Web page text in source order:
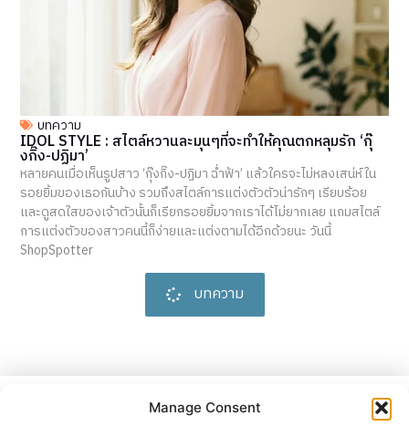
Manage Consent
บทความ
IDOL STYLE : สไตล์หวานละมุนๆที่จะทำให้คุณตกหลุมรัก ‘กุ๊
งกิ๊ง-ปฏิมา’
หลายคนเมื่อเห็นรูปสาว ‘กุ๊งกิ๊ง-ปฏิมา ฉ่ำฟ้า’ แล้วใครจะไม่หลงเสน่ห์ใน
รอยยิ้มของเธอกันบ้าง รวมถึงสไตล์การแต่งตัวตัวน่ารักๆ เรียบร้อย
และดูสดใสของเจ้าตัวนั้นก็เรียกรอยยิ้มจากเราได้ไม่ยากเลย แถมสไตล์
การแต่งตัวของสาวคนนี้ก็ง่ายและแต่งตามได้อีกด้วยนะ วันนี้
ShopSpotter
บทความ
ปล่อยตัวปล่อยใจไปกับ
และแนวคิดต่างๆ